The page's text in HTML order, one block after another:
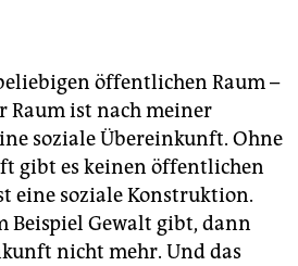
öffentlichen Raum –
ist nach meiner
soziale Übereinkunft. Ohne
gibt es keinen öffentlichen
eine soziale Konstruktion.
Beispiel Gewalt gibt, dann
nicht mehr. Und das